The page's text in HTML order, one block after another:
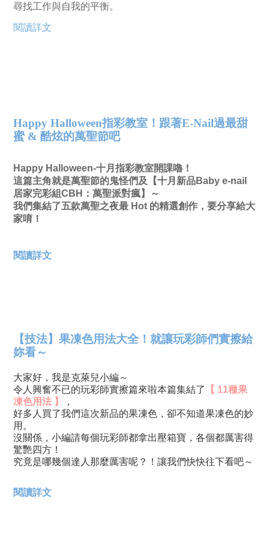
尋找工作與自我的平衡。
閱讀詳文
Happy Halloween指彩教室！跟著E-Nail過最甜
蜜 & 酷炫的萬聖節吧
Happy Halloween-十月指彩教室開課嚕！
這篇主角就是萬聖節的鬼怪們及
【十月新品Baby e-nail
居家完彩組CBH：萬聖派對瘋】～
我們集結了五款萬聖之夜最 Hot 的精選創作，要分享給大
家唷！
閱讀詳文
【技法】果凍色用法大全！就讓玩彩師們實擦給
妳看～
大家好，我是克萊兒小編～
令人興奮不已的玩彩師實擦篇來啦本篇集結了
【 11種果
凍色用法 】
，
好多人買了我們這次新品的果凍色，卻不知道果凍色的妙
用。
沒關係，小編請每個玩彩師都拿出壓箱寶，各個都厲害得
驚艷四方！
究竟是哪幾個達人那麼厲害呢？！讓我們快快往下看吧～
閱讀詳文